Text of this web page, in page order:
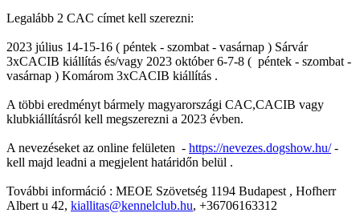
Legalább 2 CAC címet kell szerezni:
2023 július 14-15-16 ( péntek - szombat - vasárnap ) Sárvár
3xCACIB kiállítás és/vagy 2023 október 6-7-8 ( péntek - szombat -
vasárnap ) Komárom 3xCACIB kiállítás .
A többi eredményt bármely magyarországi CAC,CACIB vagy
klubkiállításról kell megszerezni a 2023 évben.
A nevezéseket az online felületen - https://nevezes.dogshow.hu/-
kell majd leadni a megjelent határidőn belül .
További információ : MEOE Szövetség 1194 Budapest , Hofherr
Albert u 42, kiallitas@kennelclub.hu, +36706163312